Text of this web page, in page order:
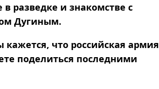
разведке и знакомстве с
Дугиным.
кажется, что российская армия
поделиться последними